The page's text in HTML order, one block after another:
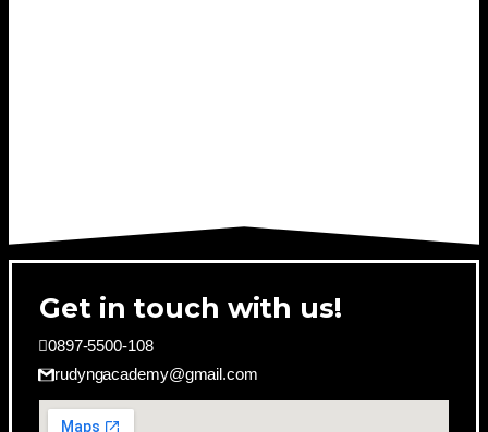
Get in touch with us!
0897-5500-108
rudyngacademy@gmail.com